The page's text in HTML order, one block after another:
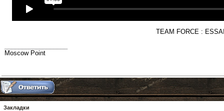
TEAM FORCE :
Moscow Point
Закладки